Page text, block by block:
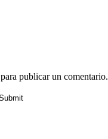
para publicar un comentario.